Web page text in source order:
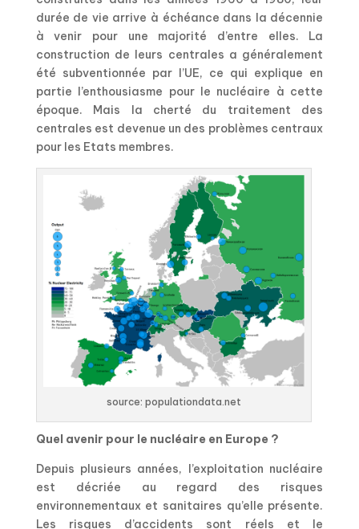
durée de vie arrive à échéance dans la décennie
à venir pour une majorité d’entre elles. La
construction de leurs centrales a généralement
été subventionnée par l’UE, ce qui explique en
partie l’enthousiasme pour le nucléaire à cette
époque. Mais la cherté du traitement des
centrales est devenue un des problèmes centraux
pour les Etats membres.
source: populationdata.net
Quel avenir pour le nucléaire en Europe ?
Depuis plusieurs années, l’exploitation nucléaire
est décriée au regard des risques
environnementaux et sanitaires qu’elle présente.
Les risques d’accidents sont réels et le